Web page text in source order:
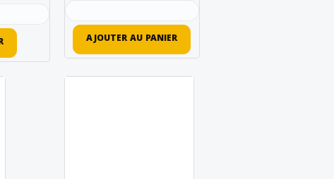
AJOUTER AU PANIER